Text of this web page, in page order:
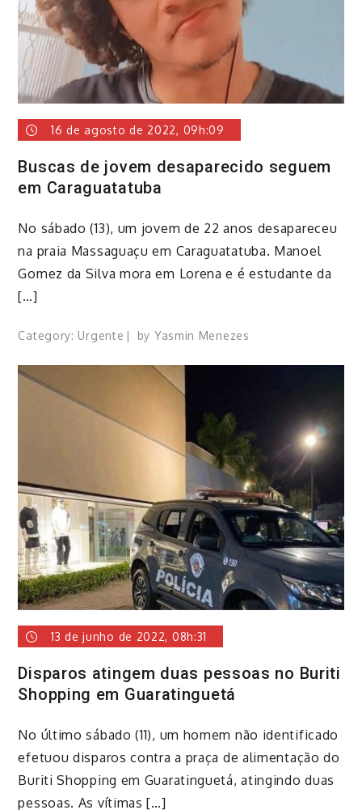
16 de agosto de 2022, 09h:09
Buscas de jovem desaparecido seguem
em Caraguatatuba
No sábado (13), um jovem de 22 anos desapareceu
na praia Massaguaçu em Caraguatatuba. Manoel
Gomez da Silva mora em Lorena e é estudante da
[…]
Category: Urgente by Yasmin Menezes
13 de junho de 2022, 08h:31
Disparos atingem duas pessoas no Buriti
Shopping em Guaratinguetá
No último sábado (11), um homem não identificado
efetuou disparos contra a praça de alimentação do
Buriti Shopping em Guaratinguetá, atingindo duas
pessoas. As vítimas […]